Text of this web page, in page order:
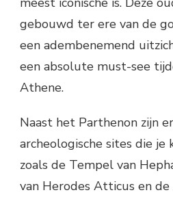
gebouwd ter ere van de
een adembenemend
een absolute must-see
Athene.
Naast het Parthenon zijn
archeologische sites die je
zoals de Tempel van
van Herodes Atticus en de